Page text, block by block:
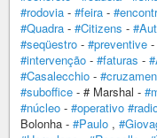
#rodovia - #feira -
#Quadra - #Citizens -
#seqüestro - #preventive -
#intervenção - #faturas -
#Casalecchio -
#suboffice - # Marshal -
#núcleo - #operativo
Bolonha - #Paulo ,